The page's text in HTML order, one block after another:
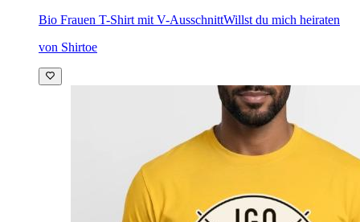
Bio Frauen T-Shirt mit V-AusschnittWillst du mich heiraten
von Shirtoe